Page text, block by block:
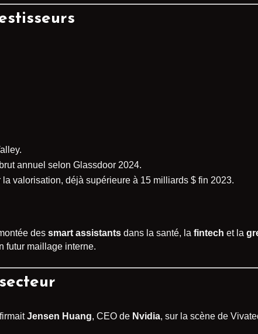
annuel selon Glassdoor 2024.
valorisation, déjà supérieure à 15 milliards $ fin 2023.
des smart assistants dans la santé, la fintech et la
futur maillage interne.
Jensen Huang, CEO de Nvidia, sur la scène de